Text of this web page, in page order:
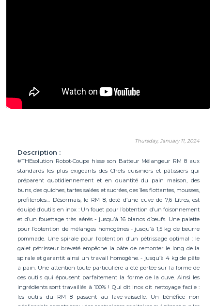
Thursday, January 11, 2024
Description :
#THEsolution Robot-Coupe hisse son Batteur Mélangeur RM 8 aux
standards les plus exigeants des Chefs cuisiniers et pâtissiers qui
préparent quotidiennement et en quantité du pain maison, des
buns, des quiches, tartes salées et sucrées, des îles flottantes, mousses,
profiteroles… Désormais, le RM 8, doté d’une cuve de 7,6 Litres, est
équipé d’outils en inox : Un fouet pour l’obtention d’un foisonnement
et d’un fouettage très aérés - jusqu’à 16 blancs d’œufs. Une palette
pour l’obtention de mélanges homogènes - jusqu’à 1,5 kg de beurre
pommade. Une spirale pour l’obtention d’un pétrissage optimal : le
galet pétrisseur breveté empêche la pâte de remonter le long de la
spirale et garantit ainsi un travail homogène. - jusqu’à 4 kg de pâte
à pain. Une attention toute particulière a été portée sur la forme de
ces outils qui épousent parfaitement la forme de la cuve. Ainsi les
ingrédients sont travaillés à 100% ! Qui dit inox dit nettoyage facile :
les outils du RM 8 passent au lave-vaisselle. Un bénéfice non